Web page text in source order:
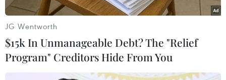
mối quan hệ quốc phòng bền chặt và lâu dài"./.
JG Wentworth
$15k In Unmanageable Debt? The "Relief
Program" Creditors Hide From You